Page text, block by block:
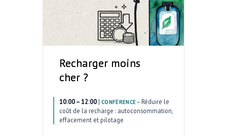
Recharger moins
cher ?
10:00 – 12:00 | CONFÉRENCE – Réduire le
coût de la recharge : autoconsommation,
effacement et pilotage